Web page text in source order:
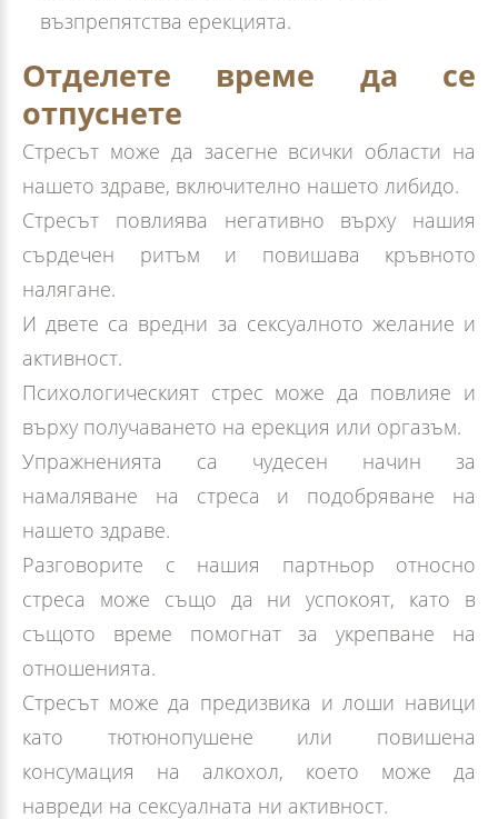
възпрепятства ерекцията.
Отделете време да се
отпуснете
Стресът може да засегне всички области на
нашето здраве, включително нашето либидо.
Стресът повлиява негативно върху нашия
сърдечен ритъм и повишава кръвното
налягане.
И двете са вредни за сексуалното желание и
активност.
Психологическият стрес може да повлияе и
върху получаването на ерекция или оргазъм.
Упражненията са чудесен начин за
намаляване на стреса и подобряване на
нашето здраве.
Разговорите с нашия партньор относно
стреса може също да ни успокоят, като в
същото време помогнат за укрепване на
отношенията.
Стресът може да предизвика и лоши навици
като тютюнопушене или повишена
консумация на алкохол, което може да
навреди на сексуалната ни активност.